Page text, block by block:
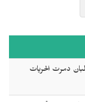
دمرت الحريات